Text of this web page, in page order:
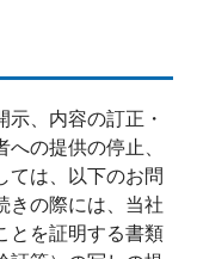
、内容の訂正・
の提供の停止、
ては、以下のお問
きの際には、当社
とを証明する書類